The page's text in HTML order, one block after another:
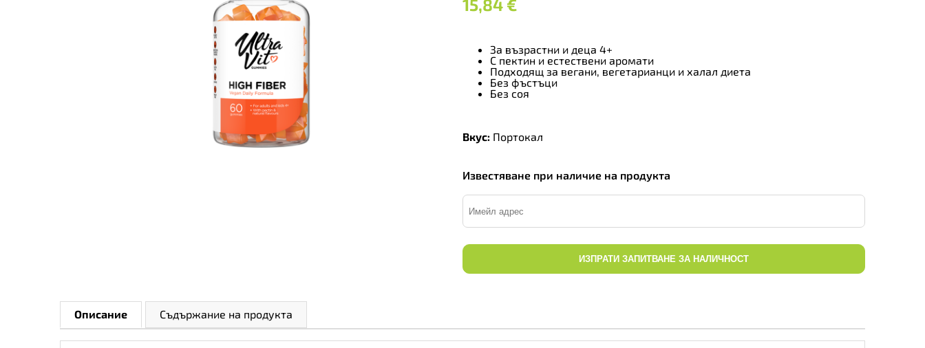
15,84 €
За възрастни и деца 4+
С пектин и естествени аромати
Подходящ за вегани, вегетарианци и халал диета
Без фъстъци
Без соя
Вкус: Портокал
Известяване при наличие на продукта
ИЗПРАТИ ЗАПИТВАНЕ ЗА НАЛИЧНОСТ
Описание Съдържание на продукта